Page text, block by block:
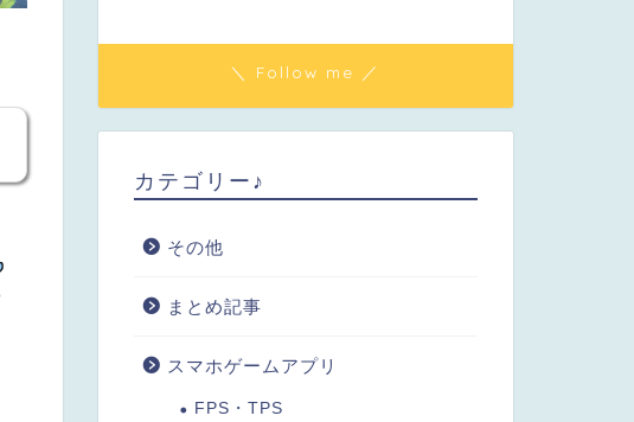
＼ Follow me ／
カテゴリー♪
その他
まとめ記事
スマホゲームアプリ
FPS・TPS